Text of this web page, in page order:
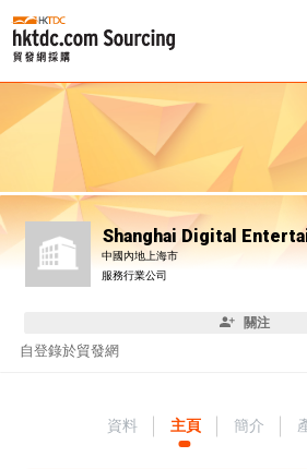
Shanghai Digital
中國內地上海市
服務行業公司
關注
自登錄於貿發網
資料 主頁 簡介